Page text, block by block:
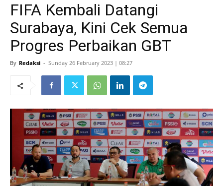
FIFA Kembali Datangi
Surabaya, Kini Cek Semua
Progres Perbaikan GBT
By Redaksi - Sunday 26 February 2023 | 08:27